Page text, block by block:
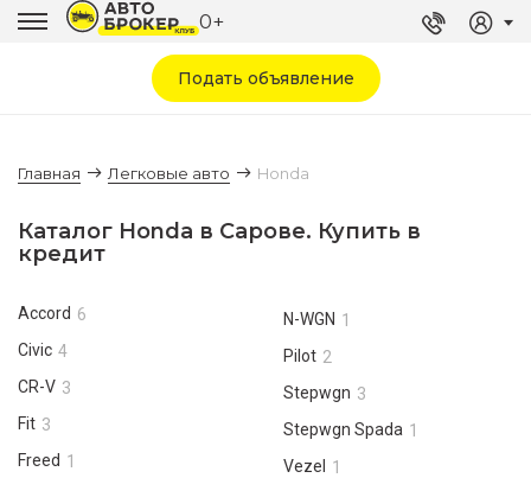
0+
Подать объявление
Главная Легковые авто Honda
Каталог Honda в Сарове. Купить в
кредит
Accord 6
Civic 4
CR-V 3
Fit 3
Freed 1
N-WGN 1
Pilot 2
Stepwgn 3
Stepwgn Spada 1
Vezel
1